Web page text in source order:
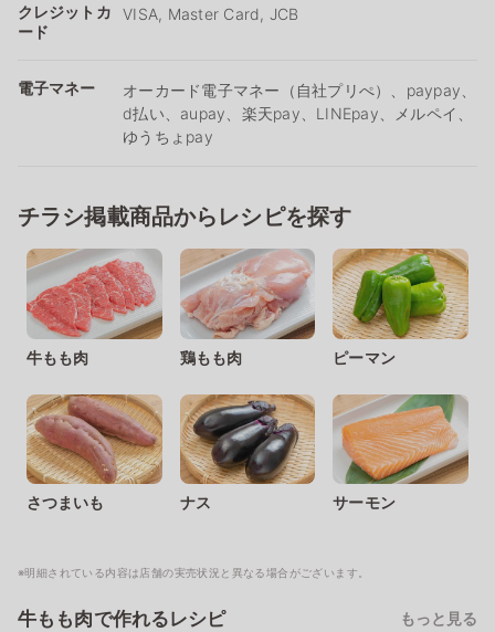
クレジットカ
ード
VISA, Master Card, JCB
電子マネー
オーカード電子マネー（自社プリぺ）、paypay、
d払い、aupay、楽天pay、LINEpay、メルペイ、
ゆうちょpay
チラシ掲載商品からレシピを探す
牛もも肉 鶏もも肉 ピーマン
さつまいも ナス サーモン
※明細されている内容は店舗の実売状況と異なる場合がございます。
牛もも肉で作れるレシピ もっと見る